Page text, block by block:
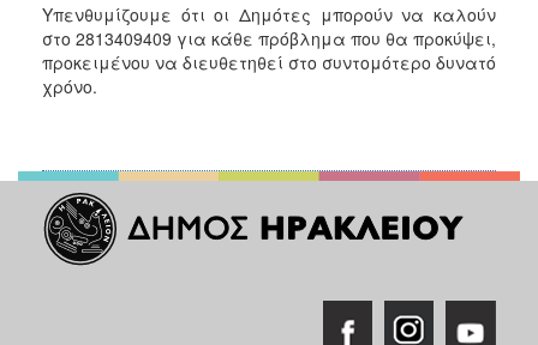
2006
ΜΑΣ
ΠΟΛΙΤΙΣΜΟΣ
Υπενθυμίζουμε ότι οι Δημότες μπορούν να καλούν
στο 2813409409 για κάθε πρόβλημα που θα προκύψει,
προκειμένου να διευθετηθεί στο συντομότερο δυνατό
χρόνο.